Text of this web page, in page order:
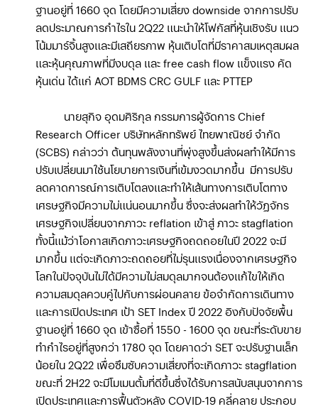
ฐานอยู่ที่ 1660 จุด โดยมีความเสี่ยง downside จากการปรับ
ลดประมาณการกำไรใน 2Q22 แนะนำให้โฟกัสที่หุ้นเชิงรับ แนว
โน้มมาร์จิ้นสูงและมีเสถียรภาพ หุ้นเติบโตที่มีราคาสมเหตุสมผล
และหุ้นคุณภาพที่มีงบดุล และ free cash flow แข็งแรง คัด
หุ้นเด่น ได้แก่ AOT BDMS CRC GULF และ PTTEP
นายสุกิจ อุดมศิริกุล กรรมการผู้จัดการ Chief
Research Officer บริษัทหลักทรัพย์ ไทยพาณิชย์ จำกัด
(SCBS) กล่าวว่า ต้นทุนพลังงานที่พุ่งสูงขึ้นส่งผลทำให้มีการ
ปรับเปลี่ยนมาใช้นโยบายการเงินที่เข้มงวดมากขึ้น มีการปรับ
ลดคาดการณ์การเติบโตลงและทำให้เส้นทางการเติบโตทาง
เศรษฐกิจมีความไม่แน่นอนมากขึ้น ซึ่งจะส่งผลทำให้วัฏจักร
เศรษฐกิจเปลี่ยนจากภาวะ reflation เข้าสู่ ภาวะ stagflation
ทั้งนี้แม้ว่าโอกาสเกิดภาวะเศรษฐกิจถดถอยในปี 2022 จะมี
มากขึ้น แต่จะเกิดภาวะถดถอยที่ไม่รุนแรงเนื่องจากเศรษฐกิจ
โลกในปัจจุบันไม่ได้มีความไม่สมดุลมากจนต้องแก้ไขให้เกิด
ความสมดุลควบคู่ไปกับการผ่อนคลาย ข้อจำกัดการเดินทาง
และการเปิดประเทศ เป้า SET Index ปี 2022 อิงกับปัจจัยพื้น
ฐานอยู่ที่ 1660 จุด เข้าซื้อที่ 1550 - 1600 จุด ขณะที่ระดับขาย
ทำกำไรอยู่ที่สูงกว่า 1780 จุด โดยคาดว่า SET จะปรับฐานเล็ก
น้อยใน 2Q22 เพื่อซึมซับความเสี่ยงที่จะเกิดภาวะ stagflation
ขณะที่ 2H22 จะมีโมเมนตั้มที่ดีขึ้นซึ่งได้รับการสนับสนุนจากการ
เปิดประเทศและการฟื้นตัวหลัง COVID-19 คลี่คลาย ประกอบ